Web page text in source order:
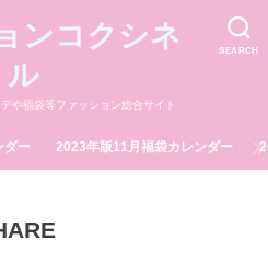
SEARCH
ンコクシネ
ル
や福袋等ファッション総合サイト
ダー 2023年版11月福袋カレンダー